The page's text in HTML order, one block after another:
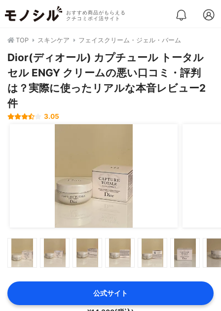
おすすめ商品がもらえる
クチコミポイ活サイト
TOP スキンケア フェイスクリーム・ジェル・バーム
Dior(ディオール) カプチュール トータル
セル ENGY クリームの悪い口コミ・評判
は？実際に使ったリアルな本音レビュー2
件
3.05
公式サイト